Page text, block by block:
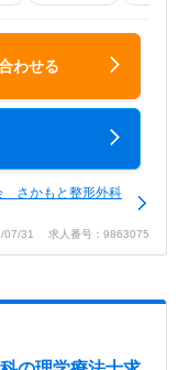
わせる
さかもと整形外科
07/31 求人番号：9863075